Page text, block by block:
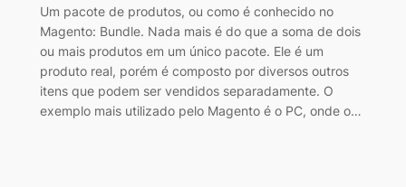
Um pacote de produtos, ou como é conhecido no
Magento: Bundle. Nada mais é do que a soma de dois
ou mais produtos em um único pacote. Ele é um
produto real, porém é composto por diversos outros
itens que podem ser vendidos separadamente. O
exemplo mais utilizado pelo Magento é o PC, onde o…